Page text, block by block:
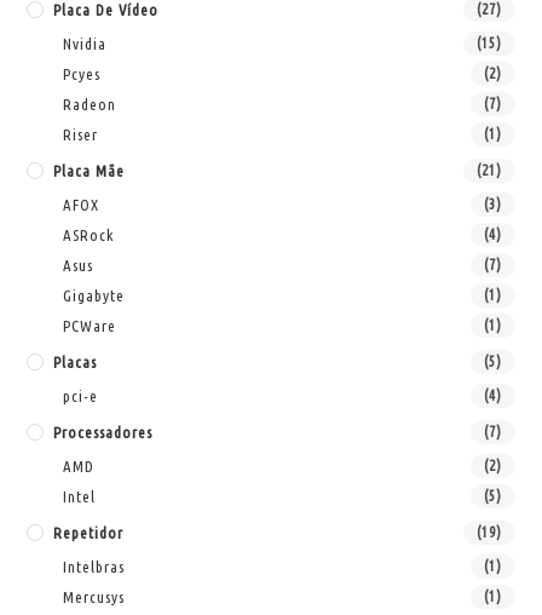
Placa De Vídeo (27)
Nvidia (15)
Pcyes (2)
Radeon (7)
Riser (1)
Placa Mãe (21)
AFOX (3)
ASRock (4)
Asus (7)
Gigabyte (1)
PCWare (1)
Placas (5)
pci-e (4)
Processadores (7)
AMD (2)
Intel (5)
Repetidor (19)
Intelbras (1)
Mercusys (1)